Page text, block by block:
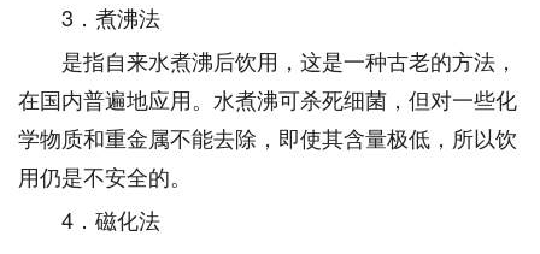
3．煮沸法
是指自来水煮沸后饮用，这是一种古老的方法，
在国内普遍地应用。水煮沸可杀死细菌，但对一些化
学物质和重金属不能去除，即使其含量极低，所以饮
用仍是不安全的。
4．磁化法